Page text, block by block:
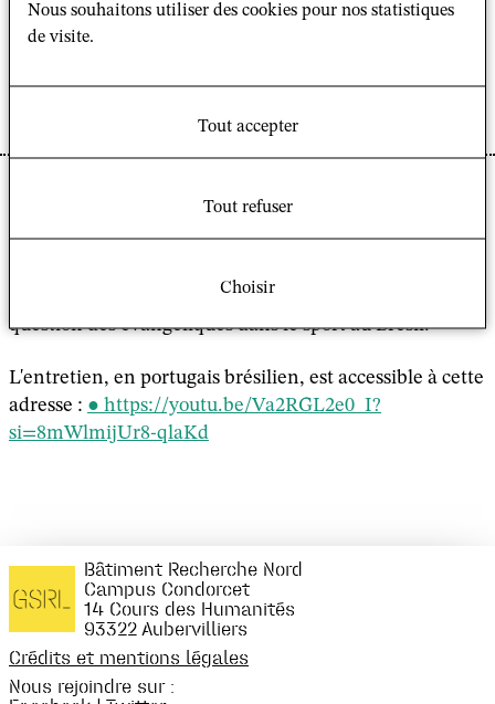
dans l’émission « Discípulos : Graças a Deus » du 24 février
2026
Gênes, titulaire d'un diplôme postdoctoral en Sciences
Religieuses à l'Ephe-Psl et docteur associé au GSRL, a
Radio nationale brésilienne « Guarda – Chuva » sur la
question des évangéliques dans le sport au Brésil.
L'entretien, en portugais brésilien, est accessible à cette
adresse :
https://youtu.be/Va2RGL2e0_I?
si=8mWlmijUr8-qlaKd
Nous souhaitons utiliser des cookies pour nos statistiques
de visite.
Tout accepter
Tout refuser
Choisir
Bâtiment Recherche Nord
Campus Condorcet
14 Cours des Humanités
93322 Aubervilliers
Crédits et mentions légales
Nous rejoindre sur :